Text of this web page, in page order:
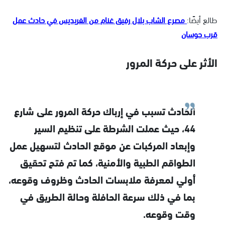
طالع أيضًا:مصرع الشاب بلال رفيق غنام من الفريديس في حادث عمل
قرب حوسان
الأثر على حركة المرور
الحادث تسبب في إرباك حركة المرور على شارع
44، حيث عملت الشرطة على تنظيم السير
وإبعاد المركبات عن موقع الحادث لتسهيل عمل
الطواقم الطبية والأمنية، كما تم فتح تحقيق
أولي لمعرفة ملابسات الحادث وظروف وقوعه،
بما في ذلك سرعة الحافلة وحالة الطريق في
وقت وقوعه.